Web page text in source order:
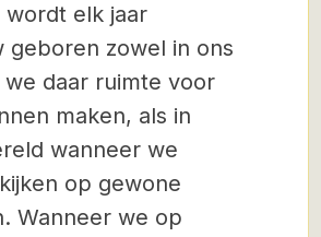
wordt elk jaar
geboren zowel in ons
we daar ruimte voor
maken, als in
wanneer we
op gewone
Wanneer we op